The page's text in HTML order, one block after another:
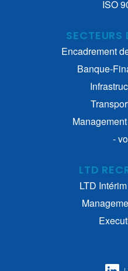
ISO
Encadrement
Banque-
-
LTD
LTD